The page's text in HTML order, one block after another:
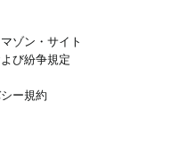
ゾン・サイト
び紛争規定
ー規約